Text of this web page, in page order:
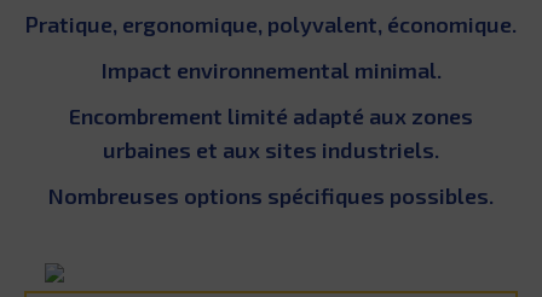
Pratique, ergonomique, polyvalent, économique.
Impact environnemental minimal.
Encombrement limité adapté aux zones
urbaines et aux sites industriels.
Nombreuses options spécifiques possibles.